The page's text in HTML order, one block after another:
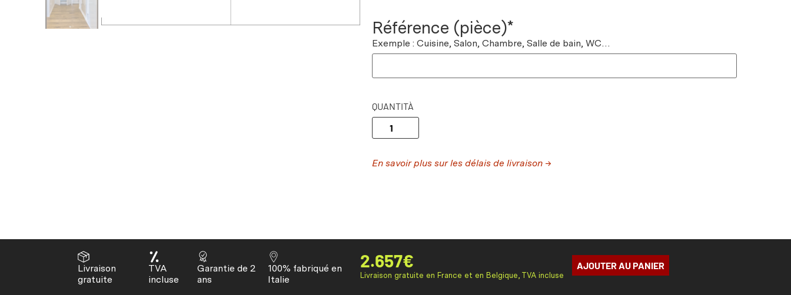
Référence (pièce)*
Exemple : Cuisine, Salon, Chambre, Salle de bain, WC…
QUANTITÀ
En savoir plus sur les délais de livraison →
Livraison
gratuite
TVA
incluse
Garantie de 2
ans
100% fabriqué en
Italie
2.657€
Livraison gratuite en France et en Belgique, TVA incluse
AJOUTER AU PANIER